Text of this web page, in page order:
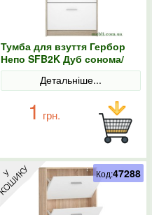
Тумба для взуття Гербор
Непо SFB2K Дуб сонома/
Німфея альба
Детальніше...
1 грн.
Код:47288